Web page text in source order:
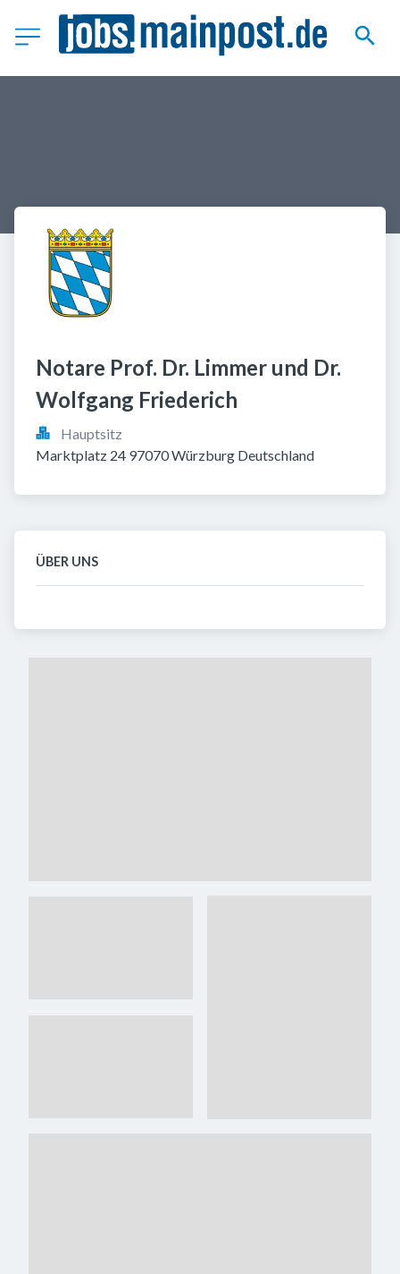
Notare Prof. Dr. Limmer und Dr.
Wolfgang Friederich
Hauptsitz
Marktplatz 24 97070 Würzburg Deutschland
ÜBER UNS